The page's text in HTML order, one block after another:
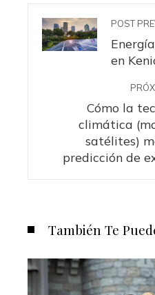
POST
en
Cómo la
climática
satélites)
predicción de
También Te